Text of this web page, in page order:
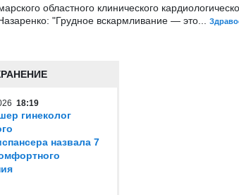
областного клинического
"Грудное вскармливание — это...
18:19
гинеколог
назвала 7